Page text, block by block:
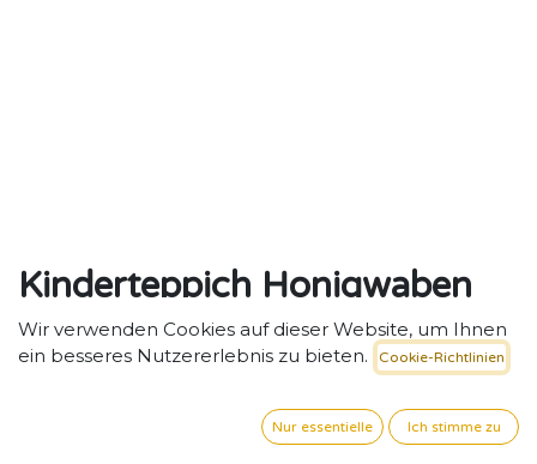
Kinderteppich Honigwaben
140 x 200 cm,
maschinenwaschbar
Strukturierter Kinderteppich „Honigwaben“ –
Nachhaltiges Spiel- und Ruheerlebnis.
Wir verwenden Cookies auf dieser Website, um Ihnen
ein besseres Nutzererlebnis zu bieten.
Cookie-Richtlinien
Nur essentielle Ich stimme zu